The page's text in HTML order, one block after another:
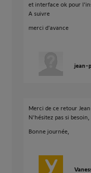
et interface ok pour
A suivre
merci d'avance
jean-
Merci de ce retour
N'hésitez pas si besoin,
Bonne journée,